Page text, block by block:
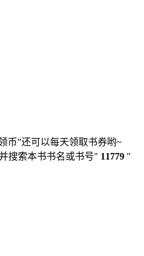
币”还可以每天领取书券哟~
搜索本书书名或书号" 11779 "